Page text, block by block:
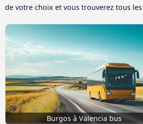
de votre choix et vous trouverez tous
Burgos à Valencia bus